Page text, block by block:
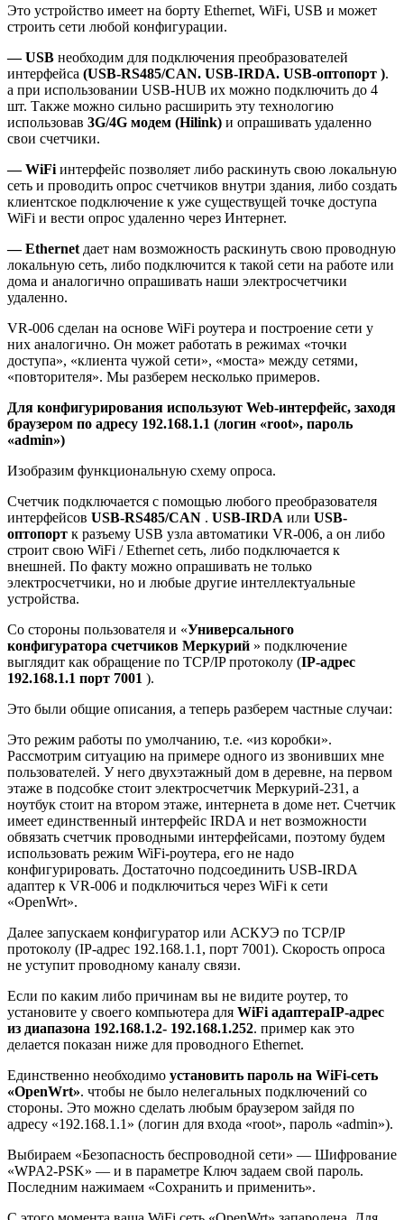
Это устройство имеет на борту Ethernet, WiFi, USB и может
строить сети любой конфигурации.
— USB необходим для подключения преобразователей
интерфейса (USB-RS485/CAN. USB-IRDA. USB-оптопорт ).
а при использовании USB-HUB их можно подключить до 4
шт. Также можно сильно расширить эту технологию
использовав 3G/4G модем (Hilink) и опрашивать удаленно
свои счетчики.
— WiFi интерфейс позволяет либо раскинуть свою локальную
сеть и проводить опрос счетчиков внутри здания, либо создать
клиентское подключение к уже существущей точке доступа
WiFi и вести опрос удаленно через Интернет.
— Ethernet дает нам возможность раскинуть свою проводную
локальную сеть, либо подключится к такой сети на работе или
дома и аналогично опрашивать наши электросчетчики
удаленно.
VR-006 сделан на основе WiFi роутера и построение сети у
них аналогично. Он может работать в режимах «точки
доступа», «клиента чужой сети», «моста» между сетями,
«повторителя». Мы разберем несколько примеров.
Для конфигурирования используют Web-интерфейс, заходя
браузером по адресу 192.168.1.1 (логин «root», пароль
«admin»)
Изобразим функциональную схему опроса.
Счетчик подключается с помощью любого преобразователя
интерфейсов USB-RS485/CAN . USB-IRDA или USB-
оптопорт к разъему USB узла автоматики VR-006, а он либо
строит свою WiFi / Ethernet сеть, либо подключается к
внешней. По факту можно опрашивать не только
электросчетчики, но и любые другие интеллектуальные
устройства.
Со стороны пользователя и «Универсального
конфигуратора счетчиков Меркурий » подключение
выглядит как обращение по TCP/IP протоколу (IP-адрес
192.168.1.1 порт 7001 ).
Это были общие описания, а теперь разберем частные случаи:
Это режим работы по умолчанию, т.е. «из коробки».
Рассмотрим ситуацию на примере одного из звонивших мне
пользователей. У него двухэтажный дом в деревне, на первом
этаже в подсобке стоит электросчетчик Меркурий-231, а
ноутбук стоит на втором этаже, интернета в доме нет. Счетчик
имеет единственный интерфейс IRDA и нет возможности
обвязать счетчик проводными интерфейсами, поэтому будем
использовать режим WiFi-роутера, его не надо
конфигурировать. Достаточно подсоединить USB-IRDA
адаптер к VR-006 и подключиться через WiFi к сети
«OpenWrt».
Далее запускаем конфигуратор или АСКУЭ по TCP/IP
протоколу (IP-адрес 192.168.1.1, порт 7001). Скорость опроса
не уступит проводному каналу связи.
Если по каким либо причинам вы не видите роутер, то
установите у своего компьютера для WiFi адаптераIP-адрес
из диапазона 192.168.1.2- 192.168.1.252. пример как это
делается показан ниже для проводного Ethernet.
Единственно необходимо установить пароль на WiFi-сеть
«OpenWrt». чтобы не было нелегальных подключений со
стороны. Это можно сделать любым браузером зайдя по
адресу «192.168.1.1» (логин для входа «root», пароль «admin»).
Выбираем «Безопасность беспроводной сети» — Шифрование
«WPA2-PSK» — и в параметре Ключ задаем свой пароль.
Последним нажимаем «Сохранить и применить».